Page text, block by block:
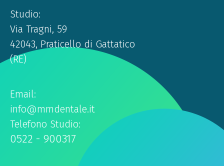
Studio:
Via Tragni, 59
42043, Praticello di Gattatico
(RE)
Email:
info@mmdentale.it
Telefono Studio:
0522 - 900317